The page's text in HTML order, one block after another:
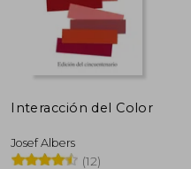
Interacción del Color
Josef Albers
(12)